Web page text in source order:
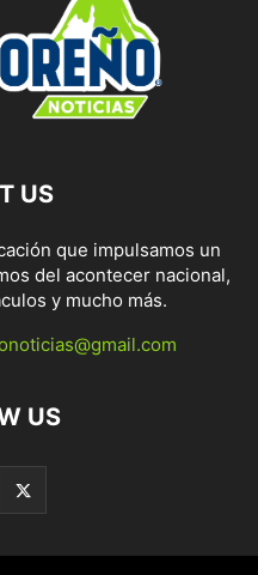
US
que impulsamos un
del acontecer nacional,
y mucho más.
US